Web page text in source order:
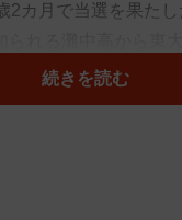
2カ月で当選を果た
という挑戦も実らせ
続きを読む